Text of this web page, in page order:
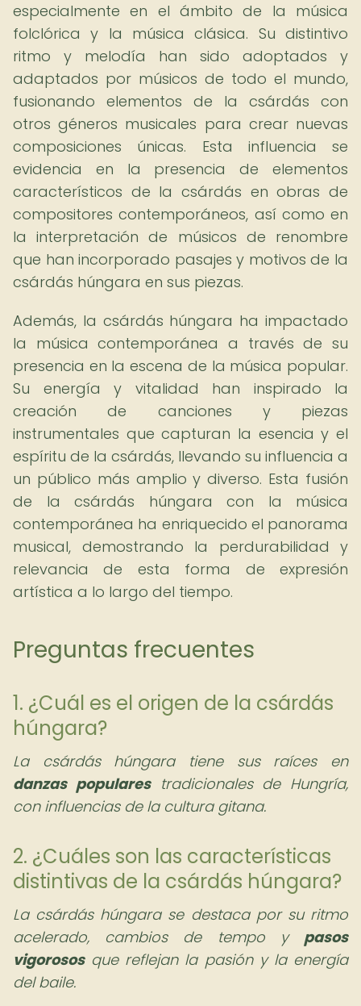
especialmente en el ámbito de la música
folclórica y la música clásica. Su distintivo
ritmo y melodía han sido adoptados y
adaptados por músicos de todo el mundo,
fusionando elementos de la csárdás con
otros géneros musicales para crear nuevas
composiciones únicas. Esta influencia se
evidencia en la presencia de elementos
característicos de la csárdás en obras de
compositores contemporáneos, así como en
la interpretación de músicos de renombre
que han incorporado pasajes y motivos de la
csárdás húngara en sus piezas.
Además, la csárdás húngara ha impactado
la música contemporánea a través de su
presencia en la escena de la música popular.
Su energía y vitalidad han inspirado la
creación de canciones y piezas
instrumentales que capturan la esencia y el
espíritu de la csárdás, llevando su influencia a
un público más amplio y diverso. Esta fusión
de la csárdás húngara con la música
contemporánea ha enriquecido el panorama
musical, demostrando la perdurabilidad y
relevancia de esta forma de expresión
artística a lo largo del tiempo.
Preguntas frecuentes
1. ¿Cuál es el origen de la csárdás
húngara?
La csárdás húngara tiene sus raíces en
danzas popularestradicionales de Hungría,
con influencias de la cultura gitana.
2. ¿Cuáles son las características
distintivas de la csárdás húngara?
La csárdás húngara se destaca por su ritmo
acelerado, cambios de tempo y pasos
vigorososque reflejan la pasión y la energía
del baile.